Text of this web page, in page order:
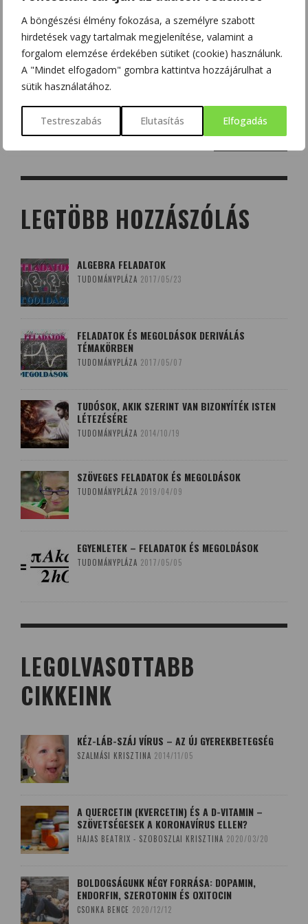
A böngészési élmény fokozása, a személyre szabott
hirdetések vagy tartalmak megjelenítése, valamint a
forgalom elemzése érdekében sütiket (cookie) használunk.
A "Mindet elfogadom" gombra kattintva hozzájárulhat a
sütik használatához.
Testreszabás Elutasítás Elfogadás
Search
LEGTÖBB HOZZÁSZÓLÁS
ALGEBRA FELADATOK
TUDOMÁNYPLÁZA 2017/05/23
FELADATOK ÉS MEGOLDÁSOK DERIVÁLÁS
TÉMAKÖRBEN
TUDOMÁNYPLÁZA 2017/05/07
TUDÓSOK, AKIK SZERINT VAN BIZONYÍTÉK ISTEN
LÉTEZÉSÉRE
TUDOMÁNYPLÁZA 2014/10/19
SZÖVEGES FELADATOK ÉS MEGOLDÁSOK
TUDOMÁNYPLÁZA 2019/04/09
EGYENLETEK – FELADATOK ÉS MEGOLDÁSOK
TUDOMÁNYPLÁZA 2017/05/05
LEGOLVASOTTABB
CIKKEINK
KÉZ-LÁB-SZÁJ VÍRUS – AZ ÚJ GYEREKBETEGSÉG
SZALMÁSI KRISZTINA 2014/11/05
A QUERCETIN (KVERCETIN) ÉS A D-VITAMIN –
SZÖVETSÉGESEK A KORONAVÍRUS ELLEN?
HAJAS BEATRIX - SZOBOSZLAI KRISZTINA 2020/03/20
BOLDOGSÁGUNK NÉGY FORRÁSA: DOPAMIN,
ENDORFIN, SZEROTONIN ÉS OXITOCIN
CSONKA BENCE 2020/12/12